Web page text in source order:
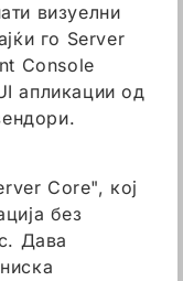
визуелни
го Server
Console
апликации од
Core", кој
без
Дава